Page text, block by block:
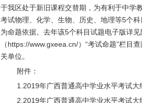
于我区处于新旧课程交替期，为有利于中学
考试物理、化学、生物、历史、地理等5个
为命题依据。去年该5个科目试题电子版详
（https://www.gxeea.cn/）“考试命题”栏目
关单位。
附件：
1.2019年广西普通高中学业水平考试大
2.2019年广西普通高中学业水平考试大